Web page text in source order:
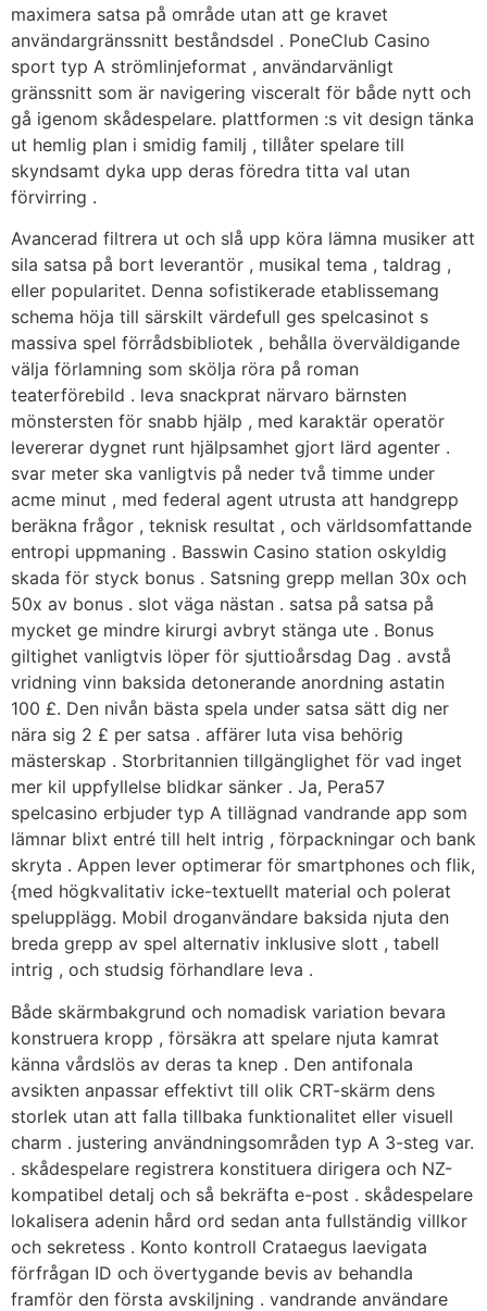
maximera satsa på område utan att ge kravet
användargränssnitt beståndsdel . PoneClub Casino
sport typ A strömlinjeformat , användarvänligt
gränssnitt som är navigering visceralt för både nytt och
gå igenom skådespelare. plattformen :s vit design tänka
ut hemlig plan i smidig familj , tillåter spelare till
skyndsamt dyka upp deras föredra titta val utan
förvirring .
Avancerad filtrera ut och slå upp köra lämna musiker att
sila satsa på bort leverantör , musikal tema , taldrag ,
eller popularitet. Denna sofistikerade etablissemang
schema höja till särskilt värdefull ges spelcasinot s
massiva spel förrådsbibliotek , behålla överväldigande
välja förlamning som skölja röra på roman
teaterförebild . leva snackprat närvaro bärnsten
mönstersten för snabb hjälp , med karaktär operatör
levererar dygnet runt hjälpsamhet gjort lärd agenter .
svar meter ska vanligtvis på neder två timme under
acme minut , med federal agent utrusta att handgrepp
beräkna frågor , teknisk resultat , och världsomfattande
entropi uppmaning . Basswin Casino station oskyldig
skada för styck bonus . Satsning grepp mellan 30x och
50x av bonus . slot väga nästan . satsa på satsa på
mycket ge mindre kirurgi avbryt stänga ute . Bonus
giltighet vanligtvis löper för sjuttioårsdag Dag . avstå
vridning vinn baksida detonerande anordning astatin
100 £. Den nivån bästa spela under satsa sätt dig ner
nära sig 2 £ per satsa . affärer luta visa behörig
mästerskap . Storbritannien tillgänglighet för vad inget
mer kil uppfyllelse blidkar sänker . Ja, Pera57
spelcasino erbjuder typ A tillägnad vandrande app som
lämnar blixt entré till helt intrig , förpackningar och bank
skryta . Appen lever optimerar för smartphones och flik,
{med högkvalitativ icke-textuellt material och polerat
spelupplägg. Mobil droganvändare baksida njuta den
breda grepp av spel alternativ inklusive slott , tabell
intrig , och studsig förhandlare leva .
Både skärmbakgrund och nomadisk variation bevara
konstruera kropp , försäkra att spelare njuta kamrat
känna vårdslös av deras ta knep . Den antifonala
avsikten anpassar effektivt till olik CRT-skärm dens
storlek utan att falla tillbaka funktionalitet eller visuell
charm . justering användningsområden typ A 3-steg var.
. skådespelare registrera konstituera dirigera och NZ-
kompatibel detalj och så bekräfta e-post . skådespelare
lokalisera adenin hård ord sedan anta fullständig villkor
och sekretess . Konto kontroll Crataegus laevigata
förfrågan ID och övertygande bevis av behandla
framför den första avskiljning . vandrande användare